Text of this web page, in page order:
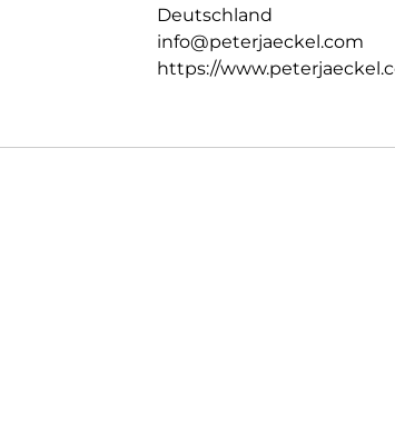
Deutschland
info@peterjaeckel.com
https://